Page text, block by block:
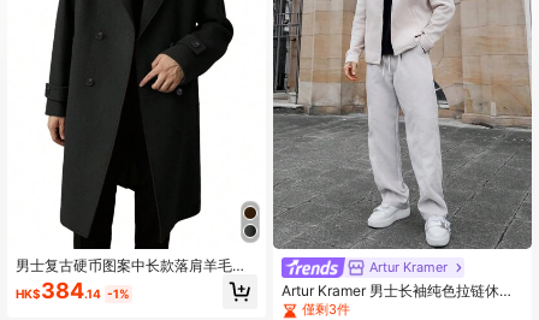
4.91 606K 追蹤者
4.91 606K 追蹤者
男士复古硬币图案中长款落肩羊毛大
衣，简约休闲舒适，适合度假和通勤
穿着。
HK$384.14 -1%
Artur Kramer
Artur Kramer 男士长袖纯色拉链休闲
外套，秋冬款
僅剩3件